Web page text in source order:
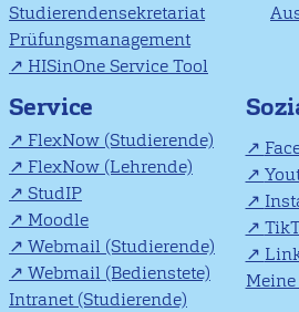
Studierendensekretariat
Prüfungsmanagement
HISinOne Service Tool
Service
FlexNow (Studierende)
FlexNow (Lehrende)
StudIP
Moodle
Webmail (Studierende)
Webmail (Bedienstete)
Intranet (Studierende)